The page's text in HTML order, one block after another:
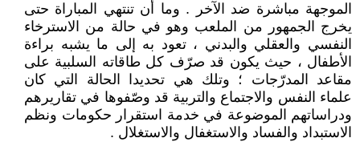
الموجهة مباشرة ضد الآخر . وما أن تنتهي المباراة حتى
يخرج الجمهور من الملعب وهو في حالة من الاسترخاء
النفسي والعقلي والبدني ، تعود به إلى ما يشبه براءة
الأطفال ، حيث يكون قد صرّف كل طاقاته السلبية على
مقاعد المدرّجات ؛ وتلك هي تحديدا الحالة التي كان
علماء النفس والاجتماع والتربية قد وصّفوها في تقاريرهم
ودراساتهم الموضوعة في خدمة استقرار حكومات ونظم
الاستبداد والفساد والاستغفال والاستغلال .